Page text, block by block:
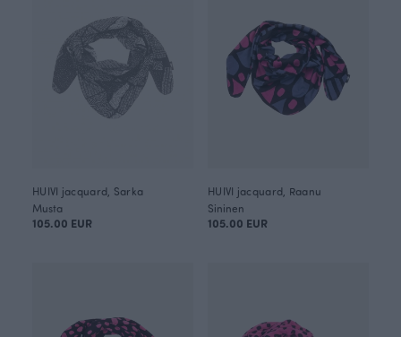
HUIVI jacquard, Sarka
Musta
105.00 EUR
HUIVI jacquard, Raanu
Sininen
105.00 EUR